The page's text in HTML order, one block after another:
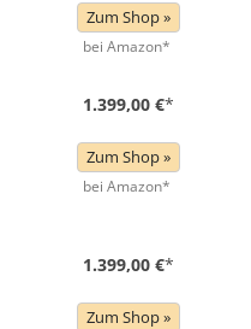
Zum Shop »
bei Amazon*
1.399,00 €*
Zum Shop »
bei Amazon*
1.399,00 €*
Zum Shop »